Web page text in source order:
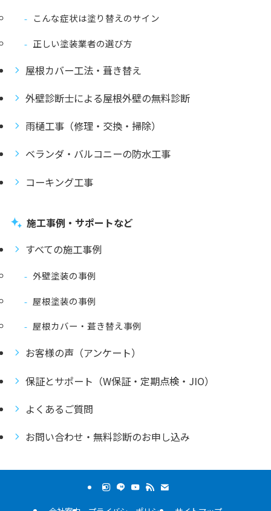
こんな症状は塗り替えのサイン
正しい塗装業者の選び方
屋根カバー工法・葺き替え
外壁診断士による屋根外壁の無料診断
雨樋工事（修理・交換・掃除）
ベランダ・バルコニーの防水工事
コーキング工事
施工事例・サポートなど
すべての施工事例
外壁塗装の事例
屋根塗装の事例
屋根カバー・葺き替え事例
お客様の声（アンケート）
保証とサポート（W保証・定期点検・JIO）
よくあるご質問
お問い合わせ・無料診断のお申し込み